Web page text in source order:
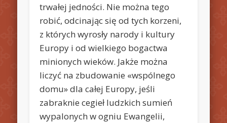
trwałej jedności. Nie można tego
robić, odcinając się od tych korzeni,
z których wyrosły narody i kultury
Europy i od wielkiego bogactwa
minionych wieków. Jakże można
liczyć na zbudowanie «wspólnego
domu» dla całej Europy, jeśli
zabraknie cegieł ludzkich sumień
wypalonych w ogniu Ewangelii,